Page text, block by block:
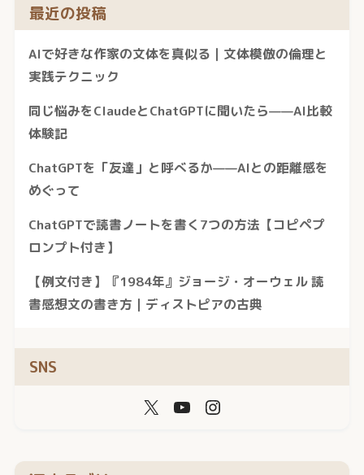
最近の投稿
AIで好きな作家の文体を真似る｜文体模倣の倫理と
実践テクニック
同じ悩みをClaudeとChatGPTに聞いたら——AI比較
体験記
ChatGPTを「友達」と呼べるか——AIとの距離感を
めぐって
ChatGPTで読書ノートを書く7つの方法【コピペプ
ロンプト付き】
【例文付き】『1984年』ジョージ・オーウェル 読
書感想文の書き方｜ディストピアの古典
SNS